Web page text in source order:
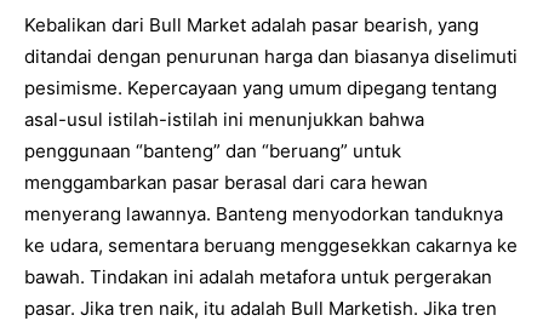
Kebalikan dari Bull Market adalah pasar bearish, yang
ditandai dengan penurunan harga dan biasanya diselimuti
pesimisme. Kepercayaan yang umum dipegang tentang
asal-usul istilah-istilah ini menunjukkan bahwa
penggunaan “banteng” dan “beruang” untuk
menggambarkan pasar berasal dari cara hewan
menyerang lawannya. Banteng menyodorkan tanduknya
ke udara, sementara beruang menggesekkan cakarnya ke
bawah. Tindakan ini adalah metafora untuk pergerakan
pasar. Jika tren naik, itu adalah Bull Marketish. Jika tren